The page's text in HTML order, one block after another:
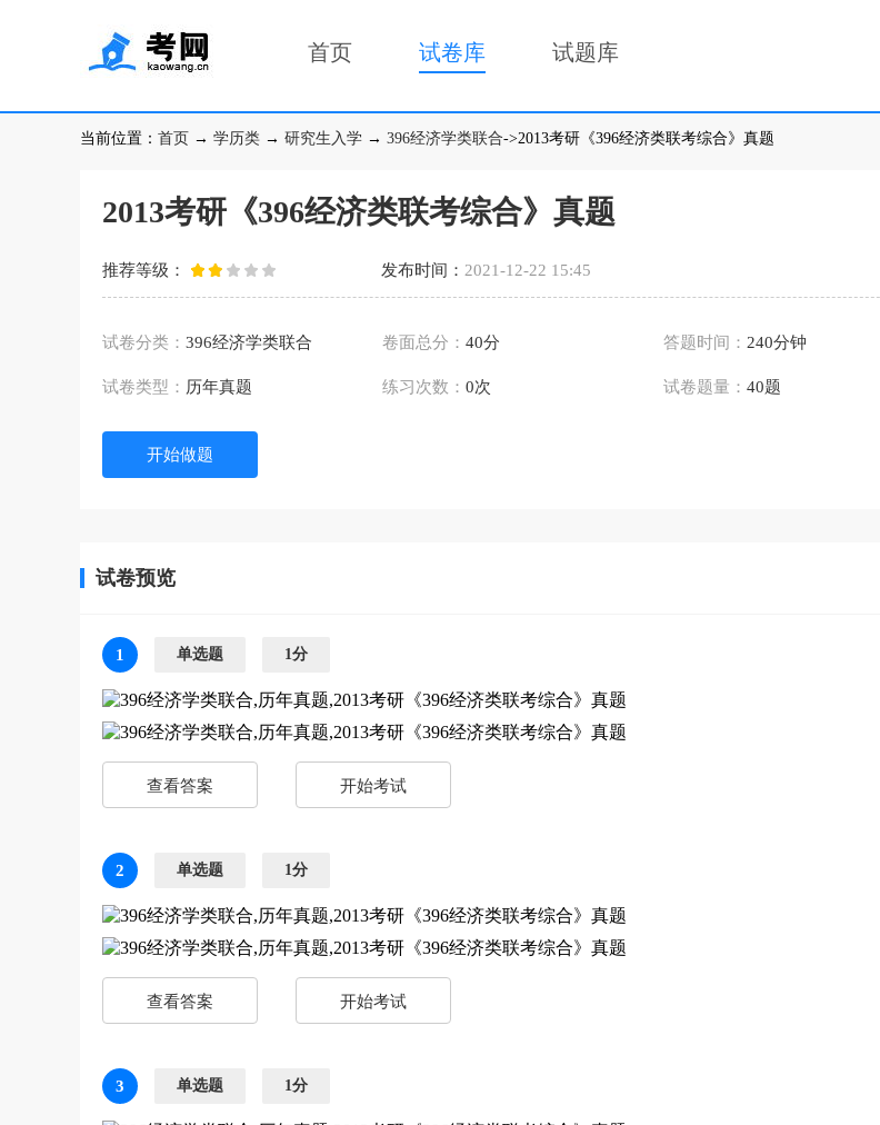
首页 试卷库 试题库
当前位置： 首页 → 学历类 → 研究生入学 → 396经济学类联合->2013考研《396经济类联考综合》真题
2013考研《396经济类联考综合》真题
推荐等级： 发布时间： 2021-12-22 15:45
试卷分类： 396经济学类联合 卷面总分：40分 答题时间： 240分钟
试卷类型： 历年真题 练习次数：0次 试卷题量： 40题
开始做题
试卷预览
1 单选题 1分
查看答案 开始考试
2 单选题 1分
查看答案 开始考试
3 单选题 1分